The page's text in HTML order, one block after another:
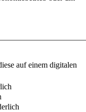
auf einem digitalen